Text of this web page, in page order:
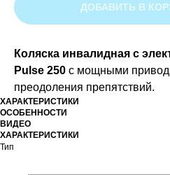
ДОБАВИТЬ В
Коляска инвалидная с
Pulse 250 с мощными
преодоления препятствий.
ХАРАКТЕРИСТИКИ
ОСОБЕННОСТИ
ВИДЕО
ХАРАКТЕРИСТИКИ
Тип